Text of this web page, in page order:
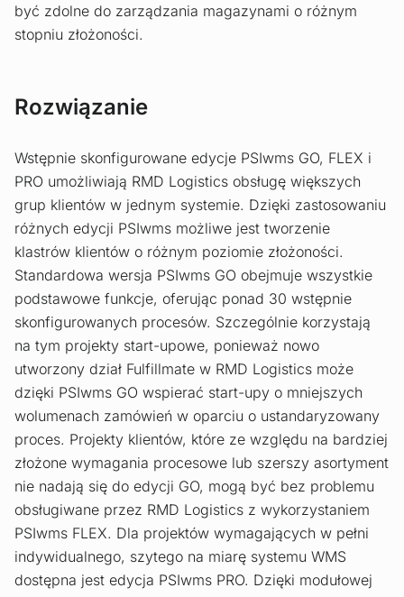
być zdolne do zarządzania magazynami o różnym
stopniu złożoności.
Rozwiązanie
Wstępnie skonfigurowane edycje PSIwms GO, FLEX i
PRO umożliwiają RMD Logistics obsługę większych
grup klientów w jednym systemie. Dzięki zastosowaniu
różnych edycji PSIwms możliwe jest tworzenie
klastrów klientów o różnym poziomie złożoności.
Standardowa wersja PSIwms GO obejmuje wszystkie
podstawowe funkcje, oferując ponad 30 wstępnie
skonfigurowanych procesów. Szczególnie korzystają
na tym projekty start-upowe, ponieważ nowo
utworzony dział Fulfillmate w RMD Logistics może
dzięki PSIwms GO wspierać start-upy o mniejszych
wolumenach zamówień w oparciu o ustandaryzowany
proces. Projekty klientów, które ze względu na bardziej
złożone wymagania procesowe lub szerszy asortyment
nie nadają się do edycji GO, mogą być bez problemu
obsługiwane przez RMD Logistics z wykorzystaniem
PSIwms FLEX. Dla projektów wymagających w pełni
indywidualnego, szytego na miarę systemu WMS
dostępna jest edycja PSIwms PRO. Dzięki modułowej